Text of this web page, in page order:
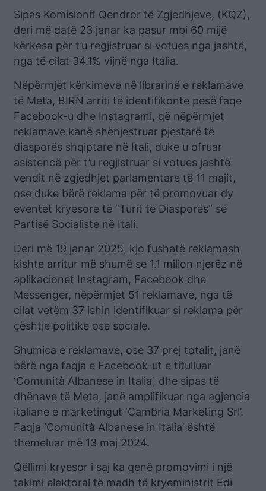
Sipas Komisionit Qendror të Zgjedhjeve, (KQZ),
deri më datë 23 janar ka pasur mbi 60 mijë
kërkesa për t’u regjistruar si votues nga jashtë,
nga të cilat 34.1% vijnë nga Italia.
Nëpërmjet kërkimeve në librarinë e reklamave
të Meta, BIRN arriti të identifikonte pesë faqe
Facebook-u dhe Instagrami, që nëpërmjet
reklamave kanë shënjestruar pjestarë të
diasporës shqiptare në Itali, duke u ofruar
asistencë për t’u regjistruar si votues jashtë
vendit në zgjedhjet parlamentare të 11 majit,
ose duke bërë reklama për të promovuar dy
eventet kryesore të “Turit të Diasporës” së
Partisë Socialiste në Itali.
Deri më 19 janar 2025, kjo fushatë reklamash
kishte arritur më shumë se 1.1 milion njerëz në
aplikacionet Instagram, Facebook dhe
Messenger, nëpërmjet 51 reklamave, nga të
cilat vetëm 37 ishin identifikuar si reklama për
çështje politike ose sociale.
Shumica e reklamave, ose 37 prej totalit, janë
bërë nga faqja e Facebook-ut e titulluar
‘Comunità Albanese in Italia’, dhe sipas të
dhënave të Meta, janë amplifikuar nga agjencia
italiane e marketingut ‘Cambria Marketing Srl’.
Faqja ‘Comunità Albanese in Italia’ është
themeluar më 13 maj 2024.
Qëllimi kryesor i saj ka qenë promovimi i një
takimi elektoral të madh të kryeministrit Edi